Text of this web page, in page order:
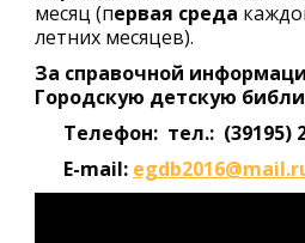
месяц (первая среда
летних месяцев).
За справочной
Городскую детскую
Телефон: тел.: (39195) 2
E-mail: